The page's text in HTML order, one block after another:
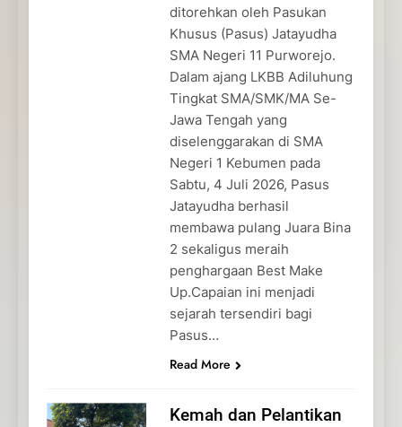
ditorehkan oleh Pasukan
Khusus (Pasus) Jatayudha
SMA Negeri 11 Purworejo.
Dalam ajang LKBB Adiluhung
Tingkat SMA/SMK/MA Se-
Jawa Tengah yang
diselenggarakan di SMA
Negeri 1 Kebumen pada
Sabtu, 4 Juli 2026, Pasus
Jatayudha berhasil
membawa pulang Juara Bina
2 sekaligus meraih
penghargaan Best Make
Up.Capaian ini menjadi
sejarah tersendiri bagi
Pasus…
Read More
Kemah dan Pelantikan